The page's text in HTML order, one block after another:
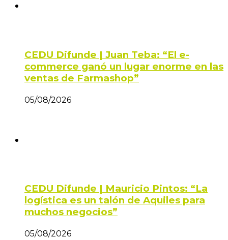
CEDU Difunde | Juan Teba: “El e-
commerce ganó un lugar enorme en las
ventas de Farmashop”
05/08/2026
CEDU Difunde | Mauricio Pintos: “La
logística es un talón de Aquiles para
muchos negocios”
05/08/2026